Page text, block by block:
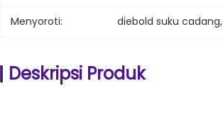
Menyoroti: diebold suku cadang,
Deskripsi Produk